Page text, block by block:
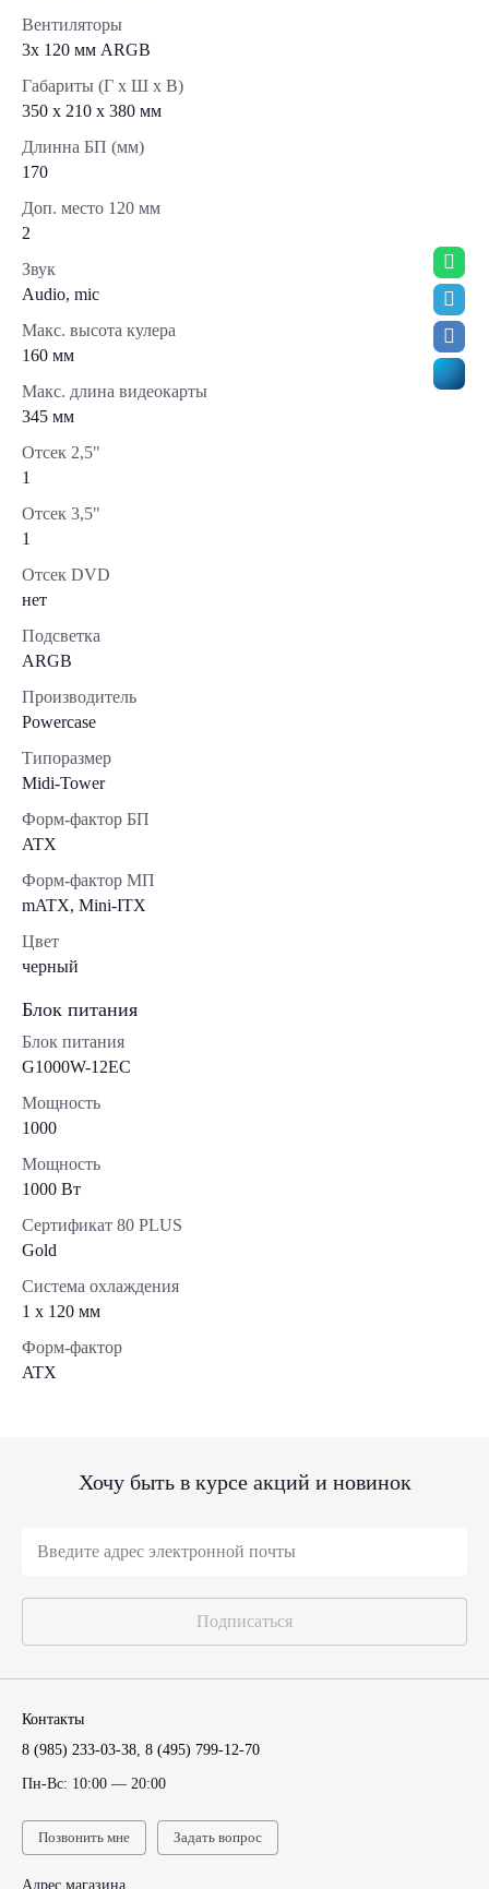
Вентиляторы
3х 120 мм ARGB
Габариты (Г x Ш x В)
350 x 210 x 380 мм
Длинна БП (мм)
170
Доп. место 120 мм
2
Звук
Audio, mic
Макс. высота кулера
160 мм
Макс. длина видеокарты
345 мм
Отсек 2,5"
1
Отсек 3,5"
1
Отсек DVD
нет
Подсветка
ARGB
Производитель
Powercase
Типоразмер
Midi-Tower
Форм-фактор БП
ATX
Форм-фактор МП
mATX, Mini-ITX
Цвет
черный
Блок питания
Блок питания
G1000W-12EC
Мощность
1000
Мощность
1000 Вт
Сертификат 80 PLUS
Gold
Система охлаждения
1 x 120 мм
Форм-фактор
ATX
Хочу быть в курсе акций и новинок
Подписаться
Контакты
8 (985) 233-03-38, 8 (495) 799-12-70
Пн-Вс: 10:00 — 20:00
Позвонить мне Задать вопрос
Адрес магазина